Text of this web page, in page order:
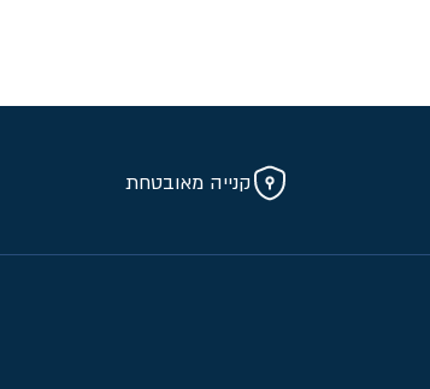
קנייה מאובטחת